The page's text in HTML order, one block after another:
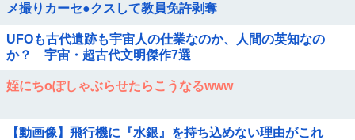
メ撮りカーセ●クスして教員免許剥奪
UFOも古代遺跡も宇宙人の仕業なのか、人間の英知なの
か？ 宇宙・超古代文明傑作7選
姪にちoぽしゃぶらせたらこうなるwww
【動画像】飛行機に『水銀』を持ち込めない理由がこれ